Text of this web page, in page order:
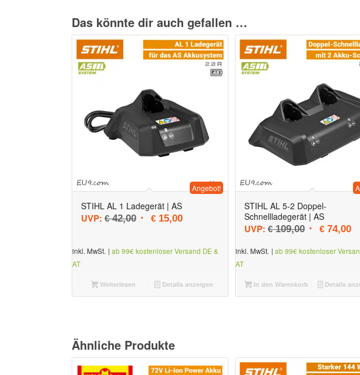
Das könnte dir auch gefallen …
STIHL AL 1 Ladegerät | AS
UVP: €42,00 Ursprünglicher Preis war: € 42,00
€ 15,00Aktueller Preis ist: € 15,00.
Angebot!
inkl. MwSt. | ab 99€ kostenloser Versand DE &
AT
Weiterlesen Details anzeigen
STIHL AL 5-2 Doppel-
Schnellladegerät | AS
UVP: €109,00 €74,00
inkl. MwSt. | ab 99€ kostenloser
AT
In den Warenkorb Details
Ähnliche Produkte